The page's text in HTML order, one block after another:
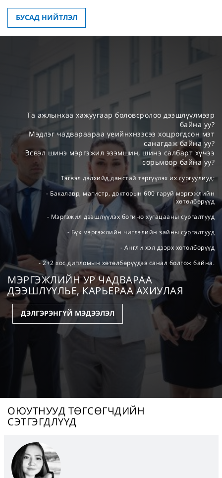
БУСАД НИЙТЛЭЛ
Та ажлынхаа хажуугаар боловсролоо дээшлүүлмээр
байна уу?
Мэдлэг чадвараараа үеийнхнээсээ хоцрогдсон мэт
санагдаж байна уу?
Эсвэл шинэ мэргэжил эзэмшин, шинэ салбарт хүчээ
сорьмоор байна уу?
Тэгвэл дэлхийд данстай тэргүүлэх их сургуулиуд:
- Бакалавр, магистр, докторын 600 гаруй мэргэжлийн
хөтөлбөрүүд
- Мэргэжил дээшлүүлэх богино хугацааны сургалтууд
- Бүх мэргэжлийн чиглэлийн зайны сургалтууд
- Англи хэл дээрх хөтөлбөрүүд
- 2+2 хос дипломын хөтөлбөрүүдээ санал болгож байна.
МЭРГЭЖЛИЙН УР ЧАДВАРАА
ДЭЭШЛҮҮЛЬЕ, КАРЬЕРАА АХИУЛАЯ
ДЭЛГЭРЭНГҮЙ МЭДЭЭЛЭЛ
ОЮУТНУУД ТӨГСӨГЧДИЙН
СЭТГЭГДЛҮҮД